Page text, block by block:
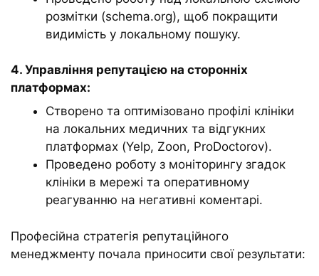
розмітки (schema.org), щоб покращити
видимість у локальному пошуку.
4. Управління репутацією на сторонніх
платформах:
Створено та оптимізовано профілі клініки
на локальних медичних та відгукних
платформах (Yelp, Zoon, ProDoctorov).
Проведено роботу з моніторингу згадок
клініки в мережі та оперативному
реагуванню на негативні коментарі.
Професійна стратегія репутаційного
менеджменту почала приносити свої результати: